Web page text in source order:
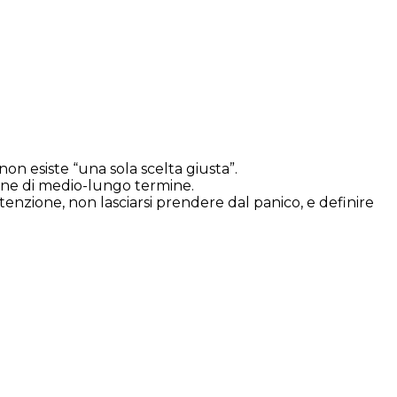
esiste “una sola scelta giusta”.
di medio-lungo termine.
non lasciarsi prendere dal panico, e definire